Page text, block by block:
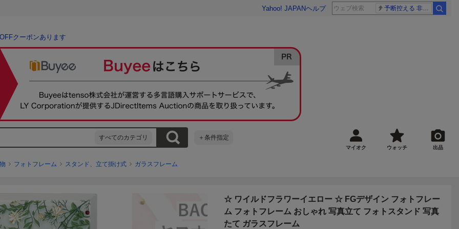
Yahoo! JAPANヘルプ 予断控える 非核三原則
クーポンあります
すべてのカテゴリ ＋条件指定
マイオク ウォッチ 出品
フォトフレーム スタンド、立て掛け式 ガラスフレーム
☆ ワイルドフラワーイエロー ☆ FGデザイン フォトフレー
ム フォトフレーム おしゃれ 写真立て フォトスタンド 写真
たて ガラスフレーム